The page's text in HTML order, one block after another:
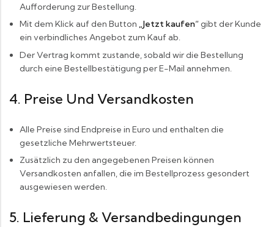
Aufforderung zur Bestellung.
Mit dem Klick auf den Button „Jetzt kaufen“gibt der Kunde
ein verbindliches Angebot zum Kauf ab.
Der Vertrag kommt zustande, sobald wir die Bestellung
durch eine Bestellbestätigung per E-Mail annehmen.
4. Preise Und Versandkosten
Alle Preise sind Endpreise in Euro und enthalten die
gesetzliche Mehrwertsteuer.
Zusätzlich zu den angegebenen Preisen können
Versandkosten anfallen, die im Bestellprozess gesondert
ausgewiesen werden.
5. Lieferung & Versandbedingungen